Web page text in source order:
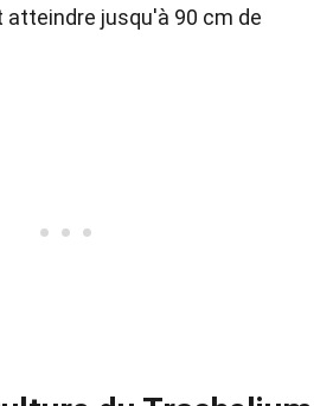
atteindre jusqu'à 90 cm de